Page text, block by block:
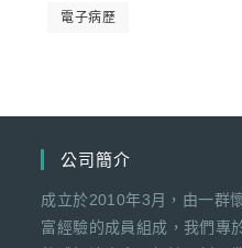
電子病歷
公司簡介
成立於2010年3月，由一群
富經驗的成員組成，我們專